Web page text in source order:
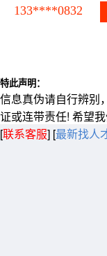
133****0832
特此声明：
信息真伪请自行辨别
证或连带责任! 希望
[联系客服] [最新找人